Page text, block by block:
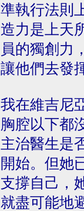
準執行法則
造力是上天
員的獨創力
讓他們去發
我在維吉尼
胸腔以下都
主治醫生是
開始。但她
支撐自己，
就盡可能地